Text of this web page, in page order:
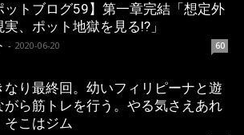
ットブログ59】第一章完結「想定外
実、ポット地獄を見る!?」
- 2020-06-20 60
なり最終回。幼いフィリピーナと遊
がら筋トレを行う。やる気さえあれ
そこはジム